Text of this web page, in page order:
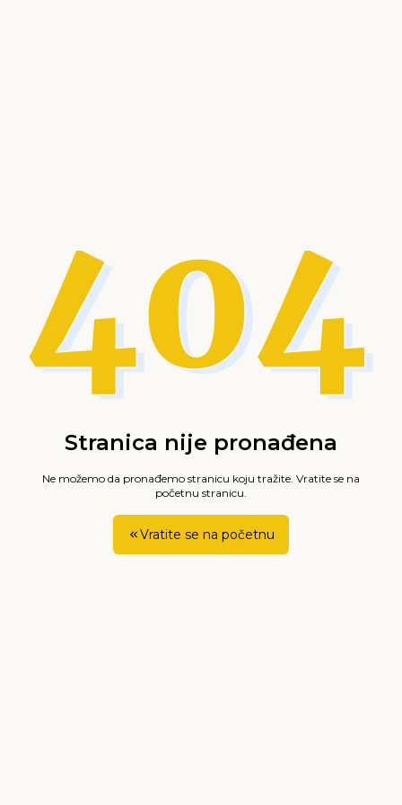
Stranica nije pronađena
Ne možemo da pronađemo stranicu koju tražite. Vratite se na
početnu stranicu.
Vratite se na početnu